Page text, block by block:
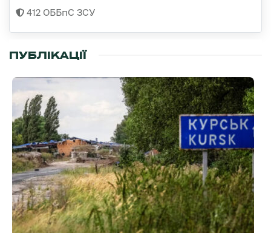
412 ОББпС ЗСУ
ПУБЛІКАЦІЇ